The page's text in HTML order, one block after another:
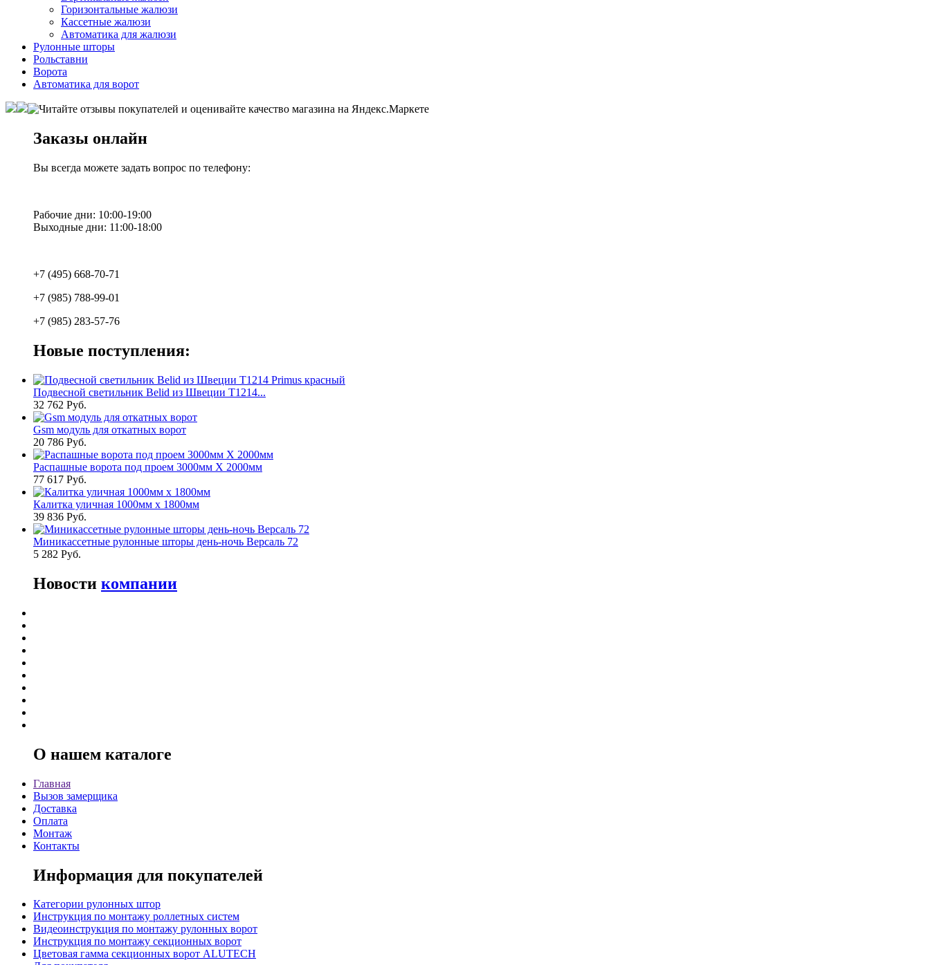
Горизонтальные жалюзи
Кассетные жалюзи
Автоматика для жалюзи
Рулонные шторы
Рольставни
Ворота
Автоматика для ворот
Заказы онлайн
Вы всегда можете задать вопрос по телефону:
Рабочие дни: 10:00-19:00
Выходные дни: 11:00-18:00
+7 (495) 668-70-71
+7 (985) 788-99-01
+7 (985) 283-57-76
Новые поступления:
Подвесной светильник Belid из Швеции T1214...
32 762 Руб.
Gsm модуль для откатных ворот
20 786 Руб.
Распашные ворота под проем 3000мм Х 2000мм
77 617 Руб.
Калитка уличная 1000мм х 1800мм
39 836 Руб.
Миникассетные рулонные шторы день-ночь Версаль 72
5 282 Руб.
Новости компании
О нашем каталоге
Главная
Вызов замерщика
Доставка
Оплата
Монтаж
Контакты
Информация для покупателей
Категории рулонных штор
Инструкция по монтажу роллетных систем
Видеоинструкция по монтажу рулонных ворот
Инструкция по монтажу секционных ворот
Цветовая гамма секционных ворот ALUTECH